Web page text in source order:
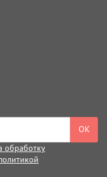
ОК
обработку